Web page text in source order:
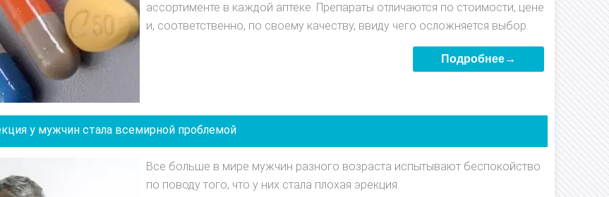
ассортименте в каждой аптеке. Препараты отличаются по стоимости, цене
и, соответственно, по своему качеству, ввиду чего осложняется выбор.
Подробнее→
у мужчин стала всемирной проблемой
Все больше в мире мужчин разного возраста испытывают беспокойство
по поводу того, что у них стала плохая эрекция.